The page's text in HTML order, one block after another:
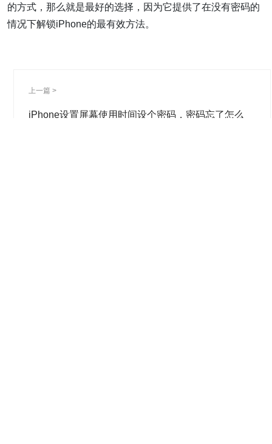
的方式，那么就是最好的选择，因为它提供了在没有密码的
情况下解锁iPhone的最有效方法。
上一篇 >
iPhone设置屏幕使用时间设个密码，密码忘了怎么